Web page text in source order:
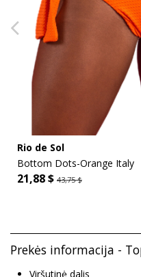
Rio de Sol
Bottom Dots-Orange Italy
21,88 $ 43,75 $
Prekės informacija -
Viršutinė dalis